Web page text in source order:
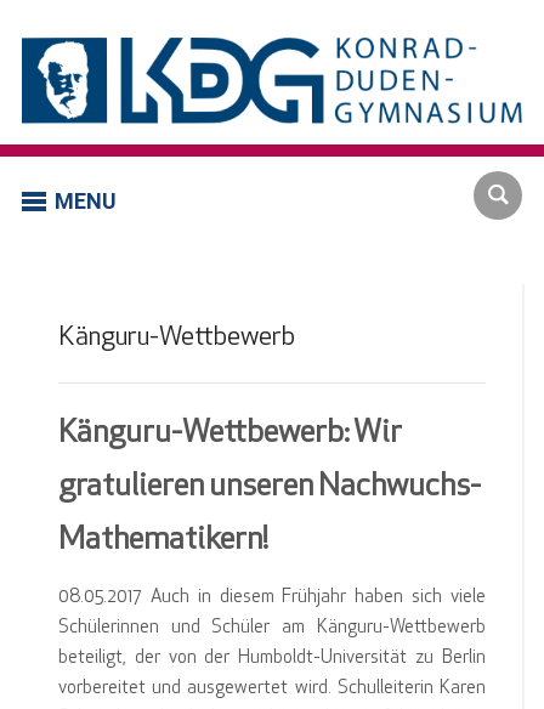
MENU
Känguru-Wettbewerb
Känguru-Wettbewerb: Wir
gratulieren unseren Nachwuchs-
Mathematikern!
08.05.2017 Auch in diesem Frühjahr haben sich viele
Schülerinnen und Schüler am Känguru-Wettbewerb
beteiligt, der von der Humboldt-Universität zu Berlin
vorbereitet und ausgewertet wird. Schulleiterin Karen